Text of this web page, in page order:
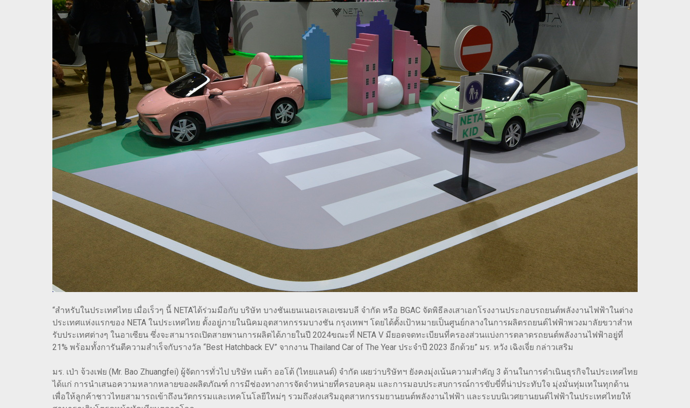
“สำหรับในประเทศไทย เมื่อเร็วๆ นี้ NETAได้ร่วมมือกับ บริษัท บางชันเยนเนอเรลเอเซมบลี จำกัด หรือ BGAC จัดพิธีลงเสาเอกโรงงานประกอบรถยนต์พลังงานไฟฟ้าในต่าง
ประเทศแห่งแรกของ NETA ในประเทศไทย ตั้งอยู่ภายในนิคมอุตสาหกรรมบางชัน กรุงเทพฯ โดยได้ตั้งเป้าหมายเป็นศูนย์กลางในการผลิตรถยนต์ไฟฟ้าพวงมาลัยขวาสําห
รับประเทศต่างๆ ในอาเซียน ซึ่งจะสามารถเปิดสายพานการผลิตได้ภายในปี 2024ขณะที่ NETA V มียอดจดทะเบียนที่ครองส่วนแบ่งการตลาดรถยนต์พลังงานไฟฟ้าอยู่ที่
21% พร้อมทั้งการันตีความสำเร็จกับรางวัล “Best Hatchback EV” จากงาน Thailand Car of The Year ประจำปี 2023 อีกด้วย” มร. หวัง เฉิงเจี่ย กล่าวเสริม
มร. เป่า จ้วงเฟย (Mr. Bao Zhuangfei) ผู้จัดการทั่วไป บริษัท เนต้า ออโต้ (ไทยแลนด์) จำกัด เผยว่าบริษัทฯ ยังคงมุ่งเน้นความสำคัญ 3 ด้านในการดำเนินธุรกิจในประเทศไทย
ได้แก่ การนำเสนอความหลากหลายของผลิตภัณฑ์ การมีช่องทางการจัดจำหน่ายที่ครอบคลุม และการมอบประสบการณ์การขับขี่ที่น่าประทับใจ มุ่งมั่นทุ่มเทในทุกด้าน
เพื่อให้ลูกค้าชาวไทยสามารถเข้าถึงนวัตกรรมและเทคโนโลยีใหม่ๆ รวมถึงส่งเสริมอุตสาหกรรมยานยนต์พลังงานไฟฟ้า และระบบนิเวศยานยนต์ไฟฟ้าในประเทศไทยให้